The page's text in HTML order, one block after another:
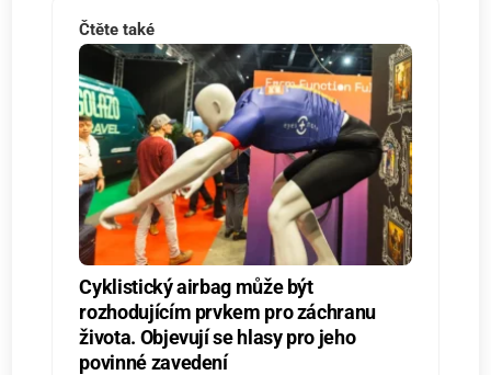
Čtěte také
Cyklistický airbag může být
rozhodujícím prvkem pro záchranu
života. Objevují se hlasy pro jeho
povinné zavedení